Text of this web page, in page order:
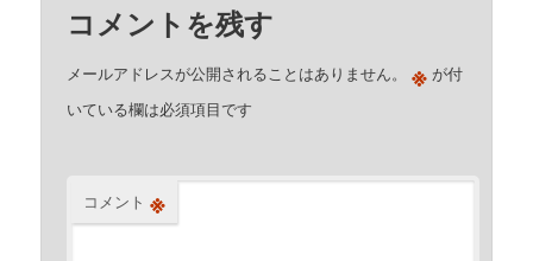
コメントを残す
メールアドレスが公開されることはありません。 ※ が付
いている欄は必須項目です
コメント ※